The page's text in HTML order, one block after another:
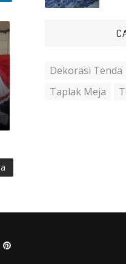
Dekorasi Tenda
Taplak Meja